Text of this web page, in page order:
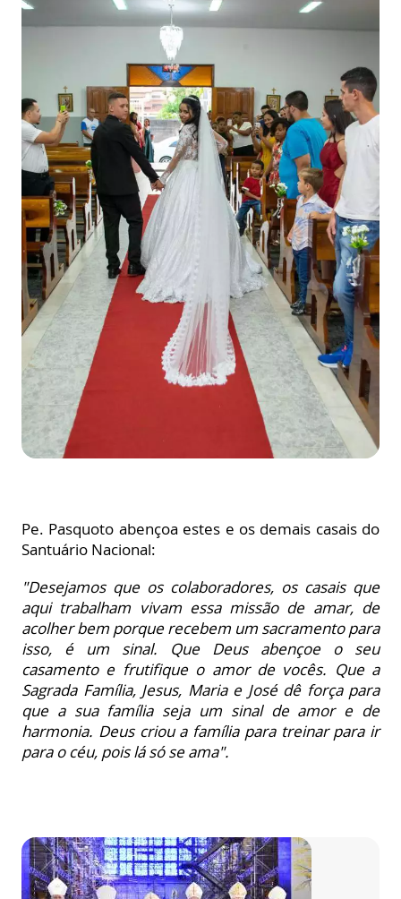
Pe. Pasquoto abençoa estes e os demais casais do
Santuário Nacional:
"Desejamos que os colaboradores, os casais que
aqui trabalham vivam essa missão de amar, de
acolher bem porque recebem um sacramento para
isso, é um sinal. Que Deus abençoe o seu
casamento e frutifique o amor de vocês. Que a
Sagrada Família, Jesus, Maria e José dê força para
que a sua família seja um sinal de amor e de
harmonia. Deus criou a família para treinar para ir
para o céu, pois lá só se ama".